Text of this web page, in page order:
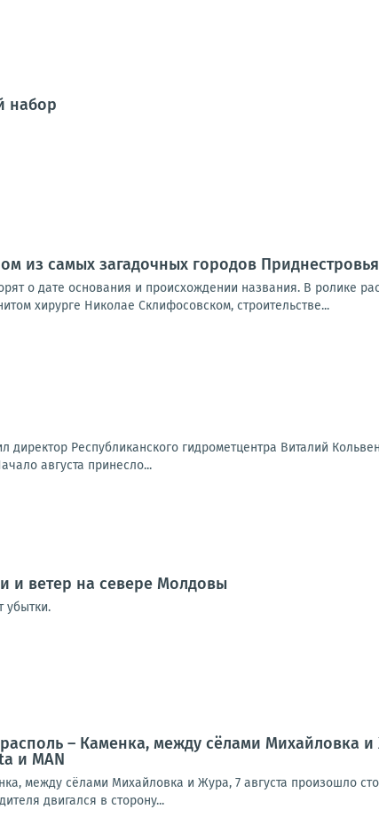
набор
из самых загадочных городов Приднестровья
о дате основания и происхождении названия. В ролике
хирурге Николае Склифосовском, строительстве...
Республиканского гидрометцентра Виталий
августа принесло...
и ветер на севере Молдовы
убытки.
– Каменка, между сёлами Михайловка и
и MAN
между сёлами Михайловка и Жура, 7 августа произошло
двигался в сторону...